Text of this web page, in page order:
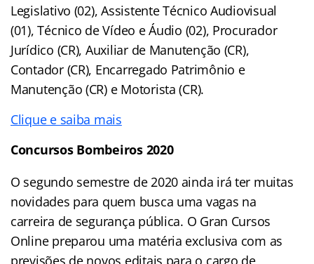
Legislativo (02), Assistente Técnico Audiovisual
(01), Técnico de Vídeo e Áudio (02), Procurador
Jurídico (CR), Auxiliar de Manutenção (CR),
Contador (CR), Encarregado Patrimônio e
Manutenção (CR) e Motorista (CR).
Clique e saiba mais
Concursos Bombeiros 2020
O segundo semestre de 2020 ainda irá ter muitas
novidades para quem busca uma vagas na
carreira de segurança pública. O Gran Cursos
Online preparou uma matéria exclusiva com as
previsões de novos editais para o cargo de